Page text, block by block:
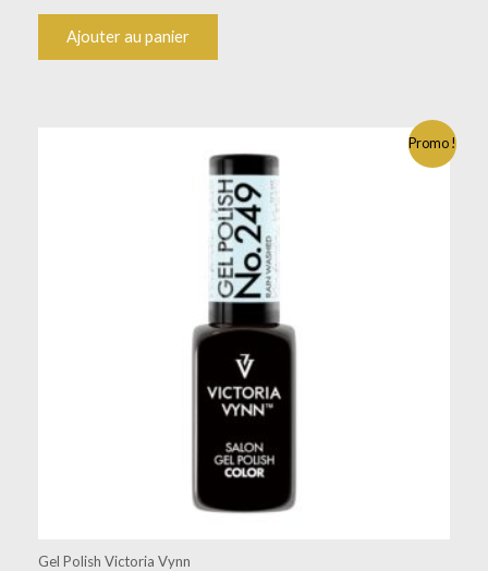
Ajouter au panier
Promo !
Gel Polish Victoria Vynn